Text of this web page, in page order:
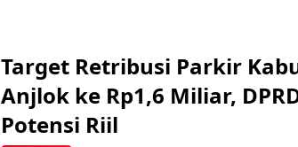
Target Retribusi Parkir
Anjlok ke Rp1,6 Miliar,
Potensi Riil